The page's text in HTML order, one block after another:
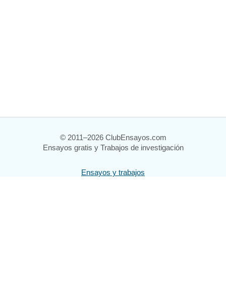
© 2011–2026 ClubEnsayos.com
Ensayos gratis y Trabajos de investigación
Ensayos y trabajos